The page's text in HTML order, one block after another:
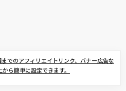
でのアフィリエイトリンク、バナー広告な
ら簡単に設定できます。